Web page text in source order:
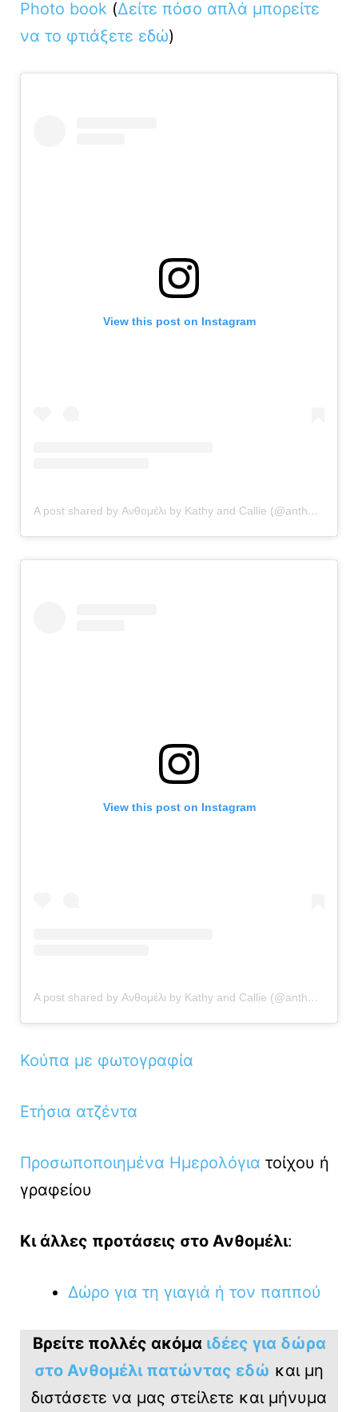
Photo book (Δείτε πόσο απλά μπορείτε
να το φτιάξετε εδώ)
View this post on Instagram
A post shared by Ανθομέλι by Kathy and Callie (@anthomeli)
View this post on Instagram
A post shared by Ανθομέλι by Kathy and Callie (@anthomeli)
Κούπα με φωτογραφία
Ετήσια ατζέντα
Προσωποποιημένα Ημερολόγια τοίχου ή
γραφείου
Κι άλλες προτάσεις στο Ανθομέλι:
Δώρο για τη γιαγιά ή τον παππού
Βρείτε πολλές ακόμα ιδέες για δώρα
στο Ανθομέλι πατώντας εδώ και μη
διστάσετε να μας στείλετε και μήνυμα